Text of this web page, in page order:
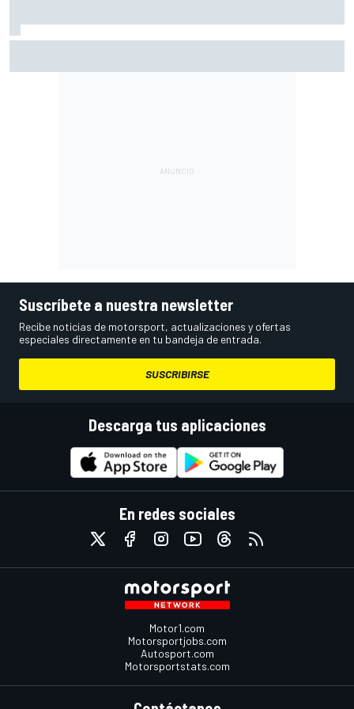
Suscríbete a nuestra newsletter
Recibe noticias de motorsport, actualizaciones y ofertas
especiales directamente en tu bandeja de entrada.
SUSCRIBIRSE
Descarga tus aplicaciones
En redes sociales
Motor1.com
Motorsportjobs.com
Autosport.com
Motorsportstats.com